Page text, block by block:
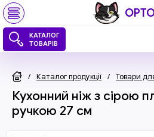
КАТАЛОГ
ТОВАРІВ
/ Каталог продукції / Товари
Кухонний ніж з сірою
ручкою 27 см